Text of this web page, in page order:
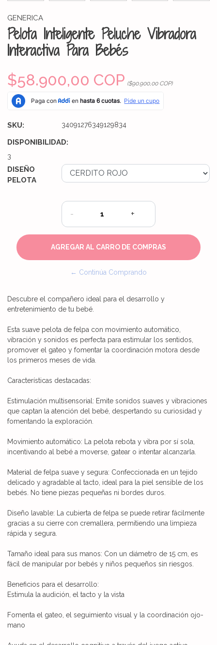
GENERICA
Pelota Inteligente Peluche Vibradora
Interactiva Para Bebés
$58.900,00 COP ($90.900,00 COP)
SKU: 34091276349129834
DISPONIBILIDAD:
3
DISEÑO
PELOTA
- +
← Continúa Comprando
Descubre el compañero ideal para el desarrollo y
entretenimiento de tu bebé.
Esta suave pelota de felpa con movimiento automático,
vibración y sonidos es perfecta para estimular los sentidos,
promover el gateo y fomentar la coordinación motora desde
los primeros meses de vida.
Características destacadas:
Estimulación multisensorial: Emite sonidos suaves y vibraciones
que captan la atención del bebé, despertando su curiosidad y
fomentando la exploración.
Movimiento automático: La pelota rebota y vibra por sí sola,
incentivando al bebé a moverse, gatear o intentar alcanzarla.
Material de felpa suave y segura: Confeccionada en un tejido
delicado y agradable al tacto, ideal para la piel sensible de los
bebés. No tiene piezas pequeñas ni bordes duros.
Diseño lavable: La cubierta de felpa se puede retirar fácilmente
gracias a su cierre con cremallera, permitiendo una limpieza
rápida y segura.
Tamaño ideal para sus manos: Con un diámetro de 15 cm, es
fácil de manipular por bebés y niños pequeños sin riesgos.
Beneficios para el desarrollo:
Estimula la audición, el tacto y la vista
Fomenta el gateo, el seguimiento visual y la coordinación ojo-
mano